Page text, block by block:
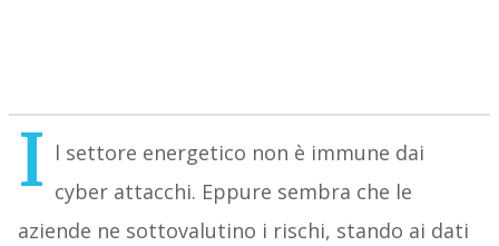
I l settore energetico non è immune dai
cyber attacchi. Eppure sembra che le
aziende ne sottovalutino i rischi, stando ai dati